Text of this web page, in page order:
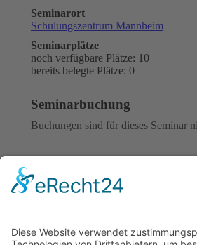
Seminarort
Schulungszentrum Mannheim
Seminarplätze
noch verfügbare Plätze: 10
bereits belegte Plätze: 0
Seminarbuchung
Buchungen sind für dieses Seminar